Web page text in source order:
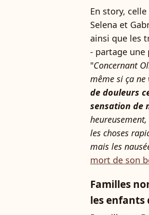
En story,
Selena et
ainsi que les
- partage
"Concernant
même si ça ne
de douleurs
sensation de
les choses
mais les
mort de son
Familles
les enfants